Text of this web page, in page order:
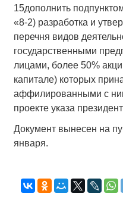
15дополнить
«8-2) разработка и
перечня видов
государственными
лицами, более 50%
капитале) которых
аффилированными с
проекте указа
Документ вынесен на
января.